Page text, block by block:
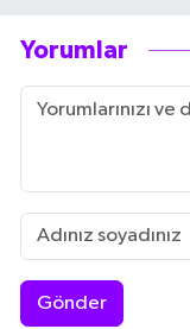
Yorumlar
Gönder